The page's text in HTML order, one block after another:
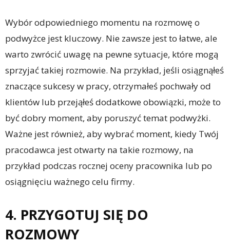
Wybór odpowiedniego momentu na rozmowę o
podwyżce jest kluczowy. Nie zawsze jest to łatwe, ale
warto zwrócić uwagę na pewne sytuacje, które mogą
sprzyjać takiej rozmowie. Na przykład, jeśli osiągnąłeś
znaczące sukcesy w pracy, otrzymałeś pochwały od
klientów lub przejąłeś dodatkowe obowiązki, może to
być dobry moment, aby poruszyć temat podwyżki.
Ważne jest również, aby wybrać moment, kiedy Twój
pracodawca jest otwarty na takie rozmowy, na
przykład podczas rocznej oceny pracownika lub po
osiągnięciu ważnego celu firmy.
4. PRZYGOTUJ SIĘ DO
ROZMOWY